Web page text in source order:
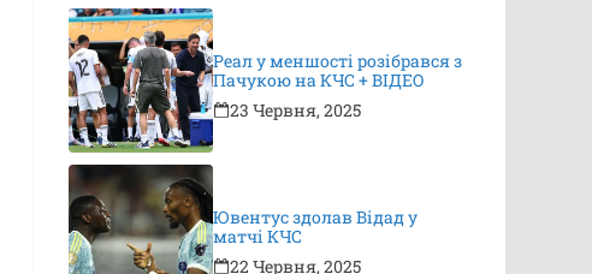
Реал у меншості розібрався з
Пачукою на КЧС + ВІДЕО
23 Червня, 2025
Ювентус здолав Відад у
матчі КЧС
22 Червня, 2025